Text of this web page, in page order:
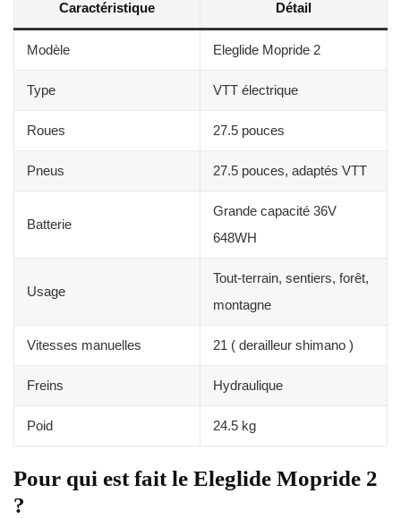
Caractéristique Détail
Modèle Eleglide Mopride 2
Type VTT électrique
Roues 27.5 pouces
Pneus 27.5 pouces, adaptés VTT
Batterie
Grande capacité 36V
648WH
Usage
Tout-terrain, sentiers, forêt,
montagne
Vitesses manuelles 21 ( derailleur shimano )
Freins Hydraulique
Poid 24.5 kg
Pour qui est fait le Eleglide Mopride 2
?